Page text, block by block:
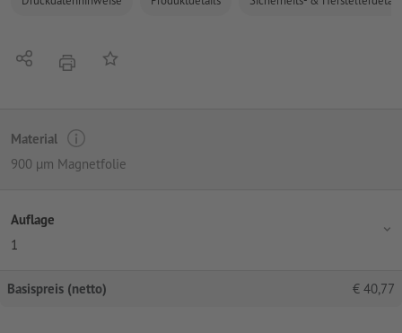
Teilen DruckenAuf die Merkliste
Material
900 µm Magnetfolie
Auflage
1
Basispreis (netto) € 40,77